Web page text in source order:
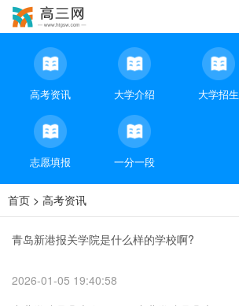
高考资讯 大学介绍 大学招生
志愿填报 一分一段
首页 > 高考资讯
青岛新港报关学院是什么样的学校啊?
2026-01-05 19:40:58